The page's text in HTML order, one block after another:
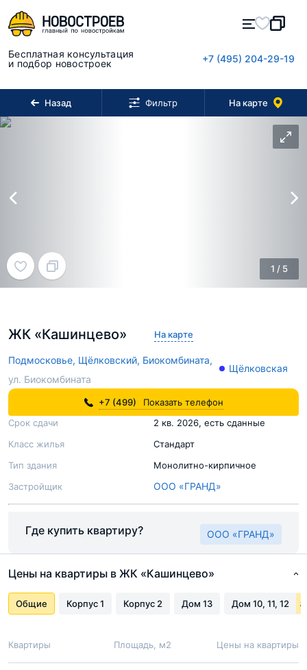
Бесплатная консультация
и подбор новостроек
+7 (495) 204-29-19
Назад Фильтр На карте
ЖК «Кашинцево» На карте
Подмосковье, Щёлковский, Биокомбината,
ул. Биокомбината
Щёлковская
1 / 5
Срок сдачи
2 кв. 2026, есть сданные
Класс жилья
Стандарт
Тип здания
Монолитно-кирпичное
Застройщик
ООО «ГРАНД»
+7 (499) Показать телефон
Где купить квартиру? ООО «ГРАНД»
Цены на квартиры в ЖК «Кашинцево»
Общие Корпус 1 Корпус 2 Дом 13 Дом 10, 11, 12
Квартиры Площадь, м2 Цены на квартиры